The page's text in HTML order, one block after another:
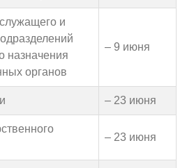
и
назначения
органов
– 9 июня
– 23 июня
– 23 июня